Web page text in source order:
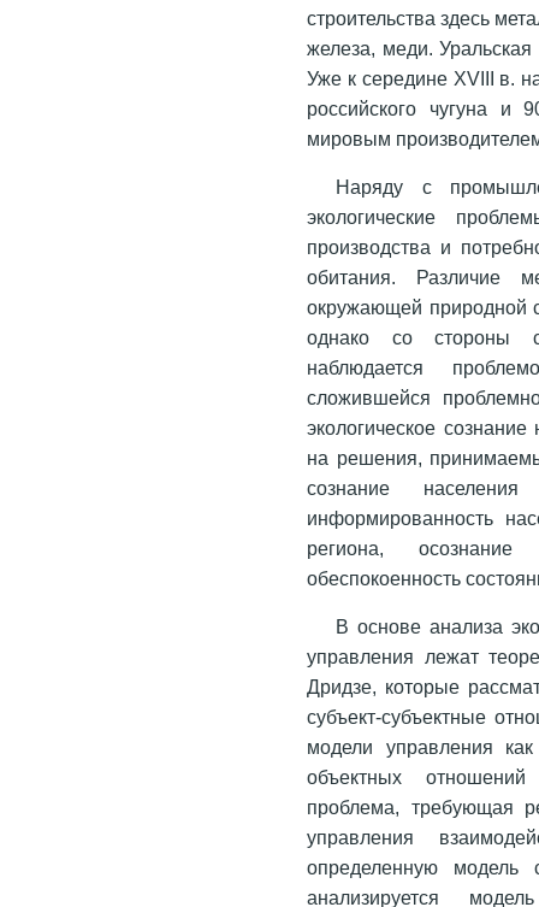
строительства здесь
железа, меди.
Уже к середине ХVIII в.
российского чугуна и
мировым
Наряду с
экологические
производства и
обитания. Различие
окружающей природной
однако со стороны
наблюдается
сложившейся
экологическое
на решения,
сознание
информированность
региона,
обеспокоенность
В основе анализа
управления лежат
Дридзе, которые
субъект-субъектные
модели управления как
объектных
проблема, требующая
управления
определенную модель
анализируется